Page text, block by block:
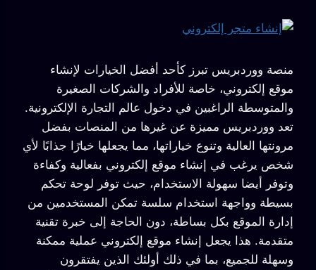
منصة ووردبريس تبرز كأحد أفضل الخيارات لإنشاء
موقع إلكتروني، خاصة للأفراد والشركات الصغيرة
والمتوسطة الراغبين في دخول عالم التجارة الإلكترونية.
تعد ووردبريس مميزة عن غيرها من المنصات بفضل
مرونتها العالية وتنوع خياراتها، مما يجعلها خيارًا جذابًا لأي
شخص يرغب في إنشاء موقع إلكتروني بفعالية وكفاءة
وتوفر أيضا سهولة الاستخدام، حيث توفر لوحة تحكم
بسيطة وواجهة استخدام سلسة تمكن المستخدمين من
إدارة الموقع بكل بساطة، دون الحاجة إلى خبرة تقنية
متقدمة. هذا يجعل إنشاء موقع إلكتروني عملية ممكنة
وسهلة للجميع، بما في ذلك أولئك الذين يفتقرون